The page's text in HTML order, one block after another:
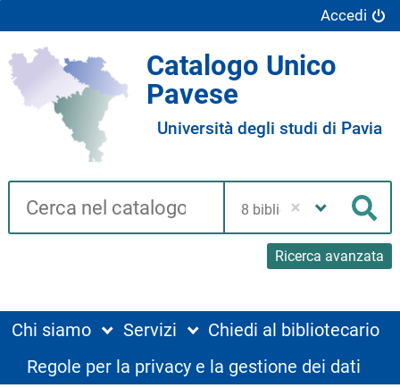
Accedi
Catalogo Unico
Pavese
Università degli studi di Pavia
Cerca su "Catalogo"
Ricerca avanzata
biblioteca
Chi siamo Servizi
Chiedi al bibliotecario
Regole per la privacy e la gestione dei dati